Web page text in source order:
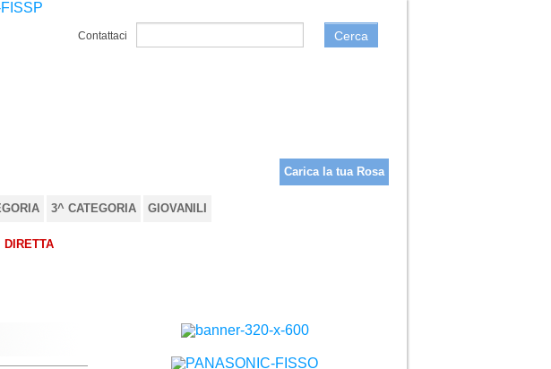
Contattaci Cerca
Carica la tua Rosa
3^ CATEGORIA GIOVANILI
DIRETTA